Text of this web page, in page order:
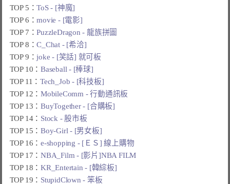
TOP 5：ToS - [神魔]
TOP 6：movie - [電影]
TOP 7：PuzzleDragon - 龍族拼圖
TOP 8：C_Chat - [希洽]
TOP 9：joke - [笑話] 就可板
TOP 10：Baseball - [棒球]
TOP 11：Tech_Job - [科技板]
TOP 12：MobileComm - 行動通訊板
TOP 13：BuyTogether - [合購板]
TOP 14： Stock - 股市板
TOP 15：Boy-Girl - [男女板]
TOP 16：e-shopping - [ＥＳ] 線上購物
TOP 17：NBA_Film - [影片]NBA FILM
TOP 18：KR_Entertain - [韓綜板]
TOP 19： StupidClown - 笨板